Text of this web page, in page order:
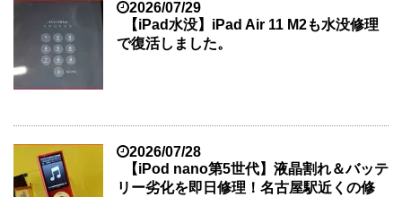
2026/07/29
【iPad水没】iPad Air 11 M2も水没修理
で復活しました。
2026/07/28
【iPod nano第5世代】液晶割れ＆バッテ
リー劣化を即日修理！名古屋駅近くの修